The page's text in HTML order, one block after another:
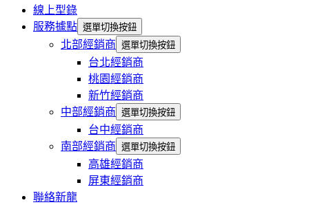
線上型錄
服務據點 選單切換按鈕
北部經銷商 選單切換按鈕
台北經銷商
桃園經銷商
新竹經銷商
中部經銷商 選單切換按鈕
台中經銷商
南部經銷商 選單切換按鈕
高雄經銷商
屏東經銷商
聯絡新龍